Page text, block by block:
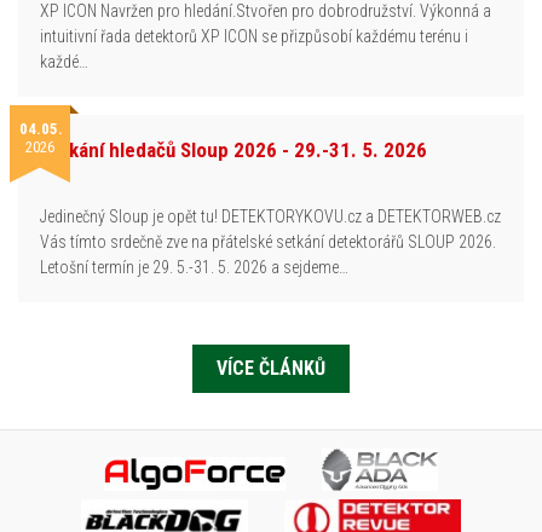
XP ICON Navržen pro hledání.Stvořen pro dobrodružství. Výkonná a
intuitivní řada detektorů XP ICON se přizpůsobí každému terénu i
každé…
04.05.
2026Setkání hledačů Sloup 2026 - 29.-31. 5. 2026
Jedinečný Sloup je opět tu! DETEKTORYKOVU.cz a DETEKTORWEB.cz
Vás tímto srdečně zve na přátelské setkání detektorářů SLOUP 2026.
Letošní termín je 29. 5.-31. 5. 2026 a sejdeme…
VÍCE ČLÁNKŮ